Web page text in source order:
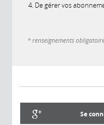
De gérer vos
* renseignements
Se